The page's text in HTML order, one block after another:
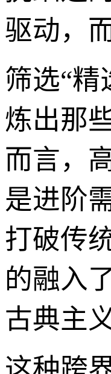
驱动，
筛选“
炼出那
而言，
是进阶
打破传
的融入
古典主